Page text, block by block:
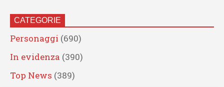
CATEGORIE
Personaggi (690)
In evidenza (390)
Top News (389)